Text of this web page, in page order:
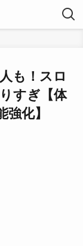
も！スロ
すぎ【体
化】